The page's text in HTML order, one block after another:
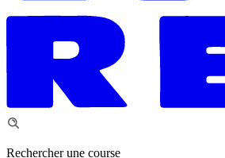
Rechercher une course